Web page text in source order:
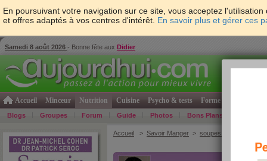
En poursuivant votre navigation sur ce site, vous acceptez
et offres adaptés à vos centres d'intérêt. En savoir plus et gérer ces
Samedi 8 août 2026 - Bonne fête aux Didier
Accueil Minceur Nutrition Cuisine Psycho & tests Forme & santé
Blogs Groupes Forum Guide Photos Bons Plans
Accueil > Savoir Manger > soupes et potages